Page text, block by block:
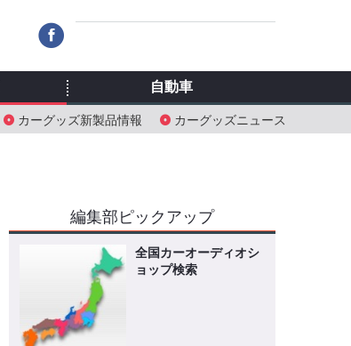
カーグッズ新製品情報 カーグッズニュース
自動車
編集部ピックアップ
全国カーオーディオシ
ョップ検索